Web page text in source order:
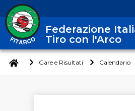
Federazione
Tiro con l'Arco
Gare e Risultati Calendario